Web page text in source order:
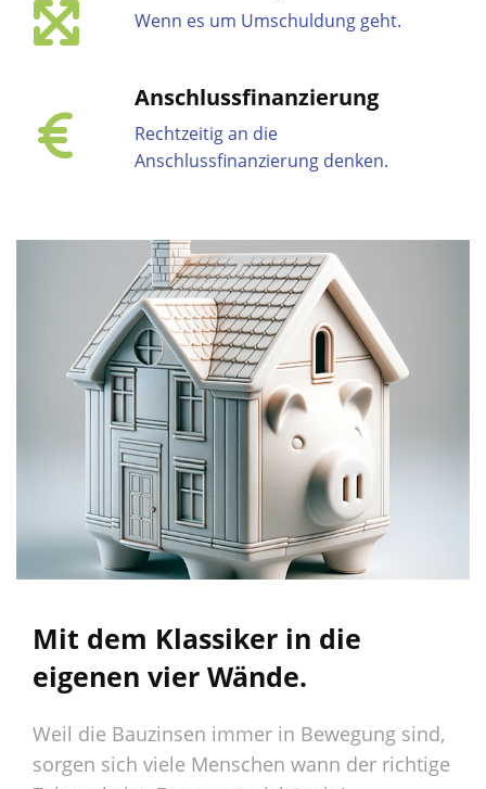
Wenn es um Umschuldung geht.
Anschlussfinanzierung
Rechtzeitig an die
Anschlussfinanzierung denken.
Mit dem Klassiker in die
eigenen vier Wände.
Weil die Bauzinsen immer in Bewegung sind,
sorgen sich viele Menschen wann der richtige